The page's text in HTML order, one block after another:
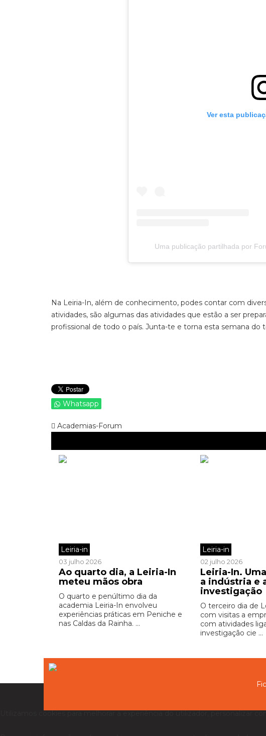
Ver esta
Uma publicação partilhada por
Na Leiria-In, além de conhecimento, podes contar com
atividades, são algumas das atividades que estão a ser
profissional de todo o país. Junta-te e torna esta semana do
Whatsapp
Academias-Forum
Leiria-in
03 julho 2026
Ao quarto dia, a Leiria-In
meteu mãos obra
O quarto e penúltimo dia da
academia Leiria-In envolveu
experiências práticas em Peniche e
nas Caldas da Rainha. ...
Leiria-in
02 julho 2026
Leiria-In.
a indústria e
investigação
O terceiro dia de
com visitas a
com atividades
investigação cie ...
Utilizamos cookies para melhorar a experiência do utilizador, personalizar